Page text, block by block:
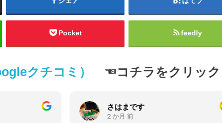
Pocket feedly
クチコミ） ☜コチラをクリック
さはまです
2 か月 前